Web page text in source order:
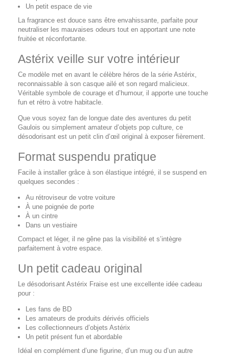
Un petit espace de vie
La fragrance est douce sans être envahissante, parfaite pour
neutraliser les mauvaises odeurs tout en apportant une note
fruitée et réconfortante.
Astérix veille sur votre intérieur
Ce modèle met en avant le célèbre héros de la série Astérix,
reconnaissable à son casque ailé et son regard malicieux.
Véritable symbole de courage et d’humour, il apporte une touche
fun et rétro à votre habitacle.
Que vous soyez fan de longue date des aventures du petit
Gaulois ou simplement amateur d’objets pop culture, ce
désodorisant est un petit clin d’œil original à exposer fièrement.
Format suspendu pratique
Facile à installer grâce à son élastique intégré, il se suspend en
quelques secondes :
Au rétroviseur de votre voiture
À une poignée de porte
À un cintre
Dans un vestiaire
Compact et léger, il ne gêne pas la visibilité et s’intègre
parfaitement à votre espace.
Un petit cadeau original
Le désodorisant Astérix Fraise est une excellente idée cadeau
pour :
Les fans de BD
Les amateurs de produits dérivés officiels
Les collectionneurs d’objets Astérix
Un petit présent fun et abordable
Idéal en complément d’une figurine, d’un mug ou d’un autre